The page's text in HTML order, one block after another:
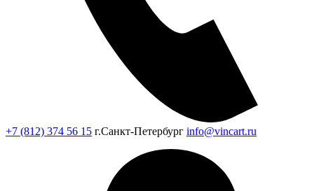
+7 (812) 374 56 15 г.Санкт-Петербург info@vincart.ru